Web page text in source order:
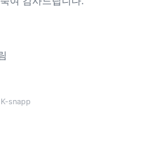
snapp